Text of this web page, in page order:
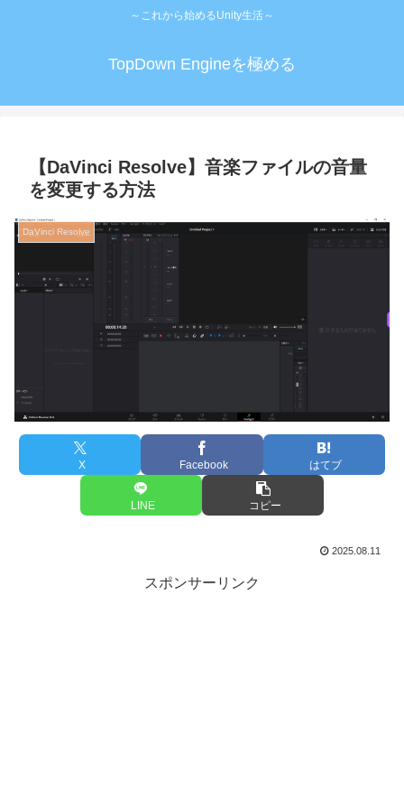
～これから始めるUnity生活～
TopDown Engineを極める
【DaVinci Resolve】音楽ファイルの音量
を変更する方法
DaVinci Resolve
X Facebook はてブ
LINE コピー
2025.08.11
スポンサーリンク